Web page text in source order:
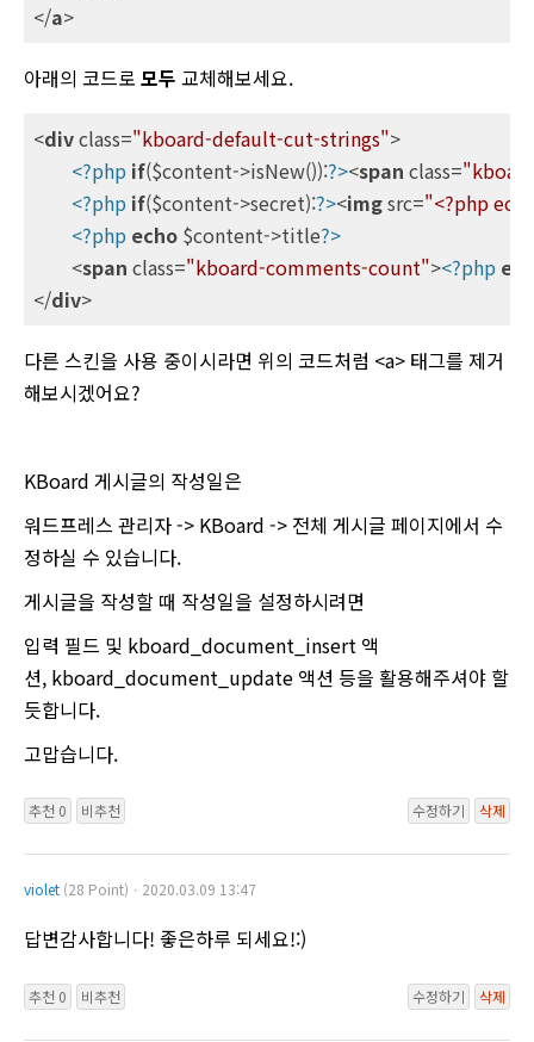
</a>
아래의 코드로 모두 교체해보세요.
<divclass="kboard-default-cut-strings">
<?php if($content->isNew()):?><span class=
<?php if($content->secret):?><imgsrc="<?php
<?php echo $content->title?>
<span class="kboard-comments-count"><?php
</div>
다른 스킨을 사용 중이시라면 위의 코드처럼 <a> 태그를 제거
해보시겠어요?
KBoard 게시글의 작성일은
워드프레스 관리자 -> KBoard -> 전체 게시글 페이지에서 수
정하실 수 있습니다.
게시글을 작성할 때 작성일을 설정하시려면
입력 필드 및 kboard_document_insert 액
션, kboard_document_update 액션 등을 활용해주셔야 할
듯합니다.
고맙습니다.
추천 0 비추천 수정하기 삭제
violet (28 Point)ㆍ2020.03.09 13:47
답변감사합니다! 좋은하루 되세요!:)
추천 0 비추천 수정하기 삭제